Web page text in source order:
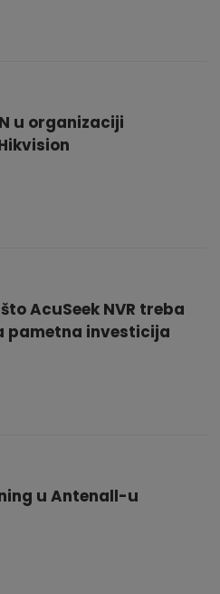
u organizaciji
AcuSeek NVR treba
pametna investicija
u Antenall-u